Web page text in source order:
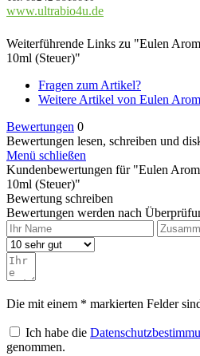
www.ultrabio4u.de
Weiterführende Links zu "Eulen
10ml (Steuer)"
Fragen zum Artikel?
Weitere Artikel von Eulen
Bewertungen 0
Bewertungen lesen, schreiben und
Menü schließen
Kundenbewertungen für "Eulen
10ml (Steuer)"
Bewertung schreiben
Bewertungen werden nach
Die mit einem * markierten Felder
Ich habe die
genommen.